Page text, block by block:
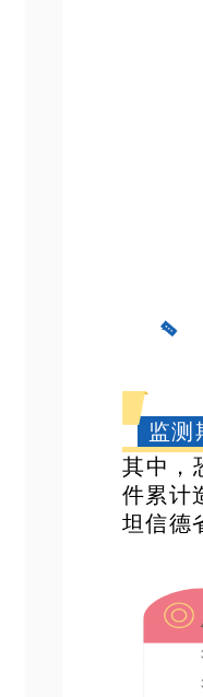
监测
其中，
件累计
坦信德